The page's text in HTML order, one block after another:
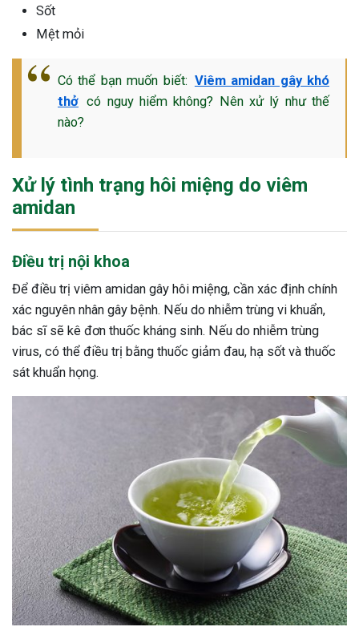
sau sinh là tình trạng viêm da
phổ biến, khiến đôi bàn tay,
của chị em trở nên khô...
Sốt
Mệt mỏi
Có thể bạn muốn biết: Viêm amidan gây khó
thở có nguy hiểm không? Nên xử lý như thế
nào?
Xử lý tình trạng hôi miệng do viêm
amidan
Điều trị nội khoa
Để điều trị viêm amidan gây hôi miệng, cần xác định chính
xác nguyên nhân gây bệnh. Nếu do nhiễm trùng vi khuẩn,
bác sĩ sẽ kê đơn thuốc kháng sinh. Nếu do nhiễm trùng
virus, có thể điều trị bằng thuốc giảm đau, hạ sốt và thuốc
sát khuẩn họng.